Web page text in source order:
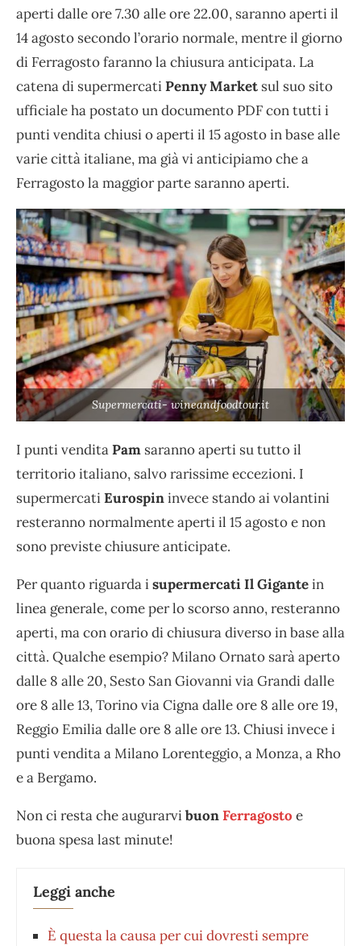
aperti dalle ore 7.30 alle ore 22.00, saranno aperti il
14 agosto secondo l’orario normale, mentre il giorno
di Ferragosto faranno la chiusura anticipata. La
catena di supermercatiPenny Market sul suo sito
ufficiale ha postato un documento PDF con tutti i
punti vendita chiusi o aperti il 15 agosto in base alle
varie città italiane, ma già vi anticipiamo che a
Ferragosto la maggior parte saranno aperti.
Supermercati- wineandfoodtour.it
I punti venditaPam saranno aperti su tutto il
territorio italiano, salvo rarissime eccezioni. I
supermercatiEurospininvece stando ai volantini
resteranno normalmente aperti il 15 agosto e non
sono previste chiusure anticipate.
Per quanto riguarda isupermercati Il Gigantein
linea generale, come per lo scorso anno, resteranno
aperti, ma con orario di chiusura diverso in base alla
città. Qualche esempio? Milano Ornato sarà aperto
dalle 8 alle 20, Sesto San Giovanni via Grandi dalle
ore 8 alle 13, Torino via Cigna dalle ore 8 alle ore 19,
Reggio Emilia dalle ore 8 alle ore 13. Chiusi invece i
punti vendita a Milano Lorenteggio, a Monza, a Rho
e a Bergamo.
Non ci resta che augurarvibuonFerragosto e
buona spesa last minute!
Leggi anche
È questa la causa per cui dovresti sempre